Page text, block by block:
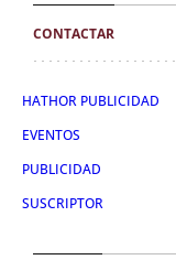
CONTACTAR
HATHOR PUBLICIDAD
EVENTOS
PUBLICIDAD
SUSCRIPTOR